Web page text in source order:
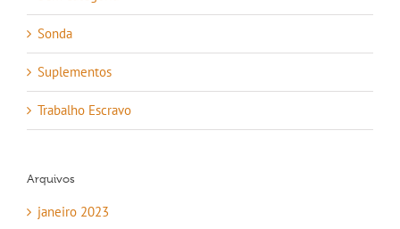
Sonda
Suplementos
Trabalho Escravo
Arquivos
janeiro 2023